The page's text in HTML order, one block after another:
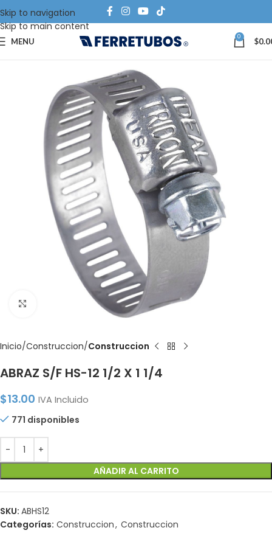
Skip to navigation
Skip to main content
MENU 0 $
Click to enlarge
Inicio Construccion Construccion
ABRAZ S/F HS-12 1/2 X 1 1/4
$13.00 IVA Incluido
771 disponibles
AÑADIR AL CARRITO
SKU: ABHS12
Categorías: Construccion, Construccion